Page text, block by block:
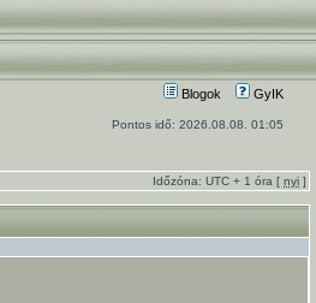
Blogok GyIK
Pontos idő: 2026.08.08. 01:05
Időzóna: UTC + 1 óra [ nyi ]